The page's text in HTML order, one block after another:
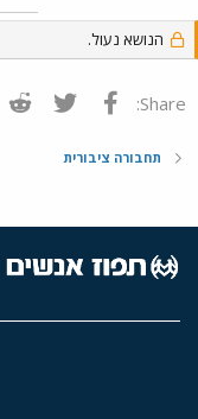
הנושא נעול.
Share: פייסבוק Twitter
תחבורה ציבורית